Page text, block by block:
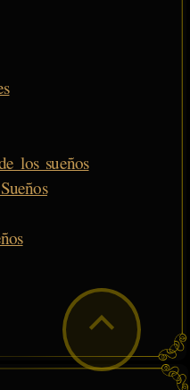
los sueños